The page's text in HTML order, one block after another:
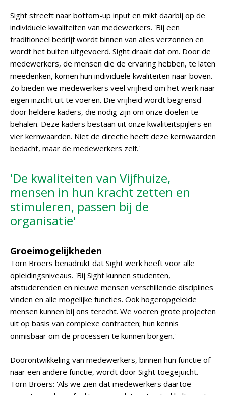
Sight streeft naar bottom-up input en mikt daarbij op de
individuele kwaliteiten van medewerkers. 'Bij een
traditioneel bedrijf wordt binnen van alles verzonnen en
wordt het buiten uitgevoerd. Sight draait dat om. Door de
medewerkers, de mensen die de ervaring hebben, te laten
meedenken, komen hun individuele kwaliteiten naar boven.
Zo bieden we medewerkers veel vrijheid om het werk naar
eigen inzicht uit te voeren. Die vrijheid wordt begrensd
door heldere kaders, die nodig zijn om onze doelen te
behalen. Deze kaders bestaan uit onze kwaliteitspijlers en
vier kernwaarden. Niet de directie heeft deze kernwaarden
bedacht, maar de medewerkers zelf.'
'De kwaliteiten van Vijfhuize,
mensen in hun kracht zetten en
stimuleren, passen bij de
organisatie'
Groeimogelijkheden
Torn Broers benadrukt dat Sight werk heeft voor alle
opleidingsniveaus. 'Bij Sight kunnen studenten,
afstuderenden en nieuwe mensen verschillende disciplines
vinden en alle mogelijke functies. Ook hogeropgeleide
mensen kunnen bij ons terecht. We voeren grote projecten
uit op basis van complexe contracten; hun kennis
onmisbaar om de processen te kunnen borgen.'
Doorontwikkeling van medewerkers, binnen hun functie of
naar een andere functie, wordt door Sight toegejuicht.
Torn Broers: 'Als we zien dat medewerkers daartoe